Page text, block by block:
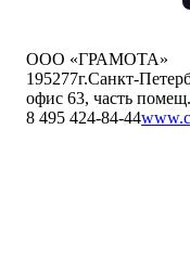
ООО «ГРАМОТА»
195277г.Санкт-
офис 63, часть
8 495 424-84-44